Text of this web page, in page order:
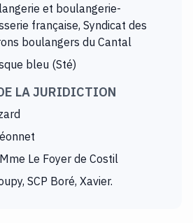
et boulangerie-
française, Syndicat des
boulangers du Cantal
bleu (Sté)
LA JURIDICTION
Mme Le Foyer de Costil
SCP Boré, Xavier.